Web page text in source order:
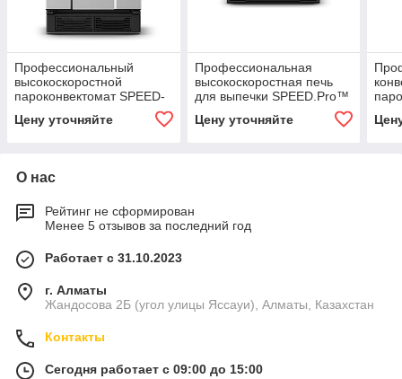
Профессиональный
высокоскоростной
пароконвектомат SPEED-
Цену уточняйте
Профессиональная
высокоскоростная печь
для выпечки SPEED.Pro™
Цену уточняйте
О нас
Рейтинг не сформирован
Менее 5 отзывов за последний год
Работает с 31.10.2023
г. Алматы
Жандосова 2Б (угол улицы Яссауи), Алматы, Казахстан
Контакты
Сегодня работает с 09:00 до 15:00